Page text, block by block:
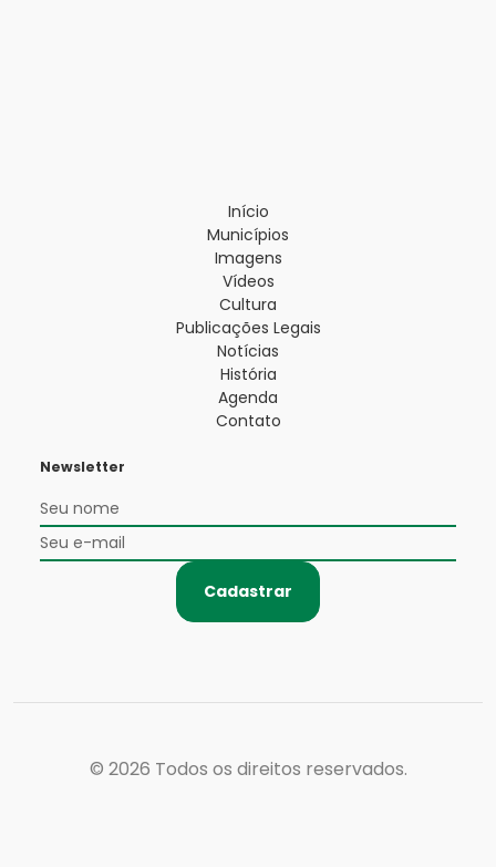
Início
Municípios
Imagens
Vídeos
Cultura
Publicações Legais
Notícias
História
Agenda
Contato
Newsletter
Cadastrar
© 2026 Todos os direitos reservados.